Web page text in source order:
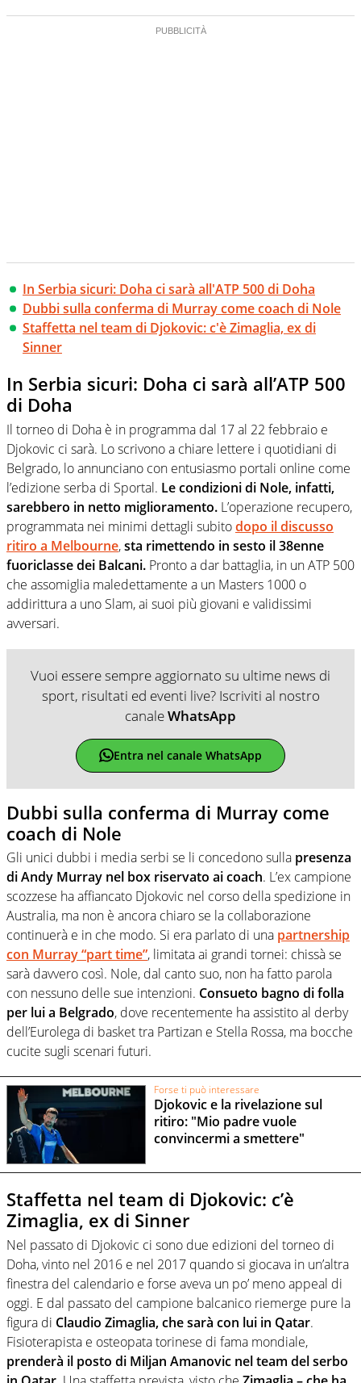
In Serbia sicuri: Doha ci sarà all'ATP 500 di Doha
Dubbi sulla conferma di Murray come coach di Nole
Staffetta nel team di Djokovic: c'è Zimaglia, ex di
Sinner
In Serbia sicuri: Doha ci sarà all’ATP 500
di Doha
Il torneo di Doha è in programma dal 17 al 22 febbraio e
Djokovic ci sarà. Lo scrivono a chiare lettere i quotidiani di
Belgrado, lo annunciano con entusiasmo portali online come
l’edizione serba di Sportal. Le condizioni di Nole, infatti,
sarebbero in netto miglioramento. L’operazione recupero,
programmata nei minimi dettagli subitodopo il discusso
ritiro a Melbourne,sta rimettendo in sesto il 38enne
fuoriclasse dei Balcani. Pronto a dar battaglia, in un ATP 500
che assomiglia maledettamente a un Masters 1000 o
addirittura a uno Slam, ai suoi più giovani e validissimi
avversari.
Vuoi essere sempre aggiornato su ultime news di
sport, risultati ed eventi live? Iscriviti al nostro
canaleWhatsApp
Entra nel canale WhatsApp
Dubbi sulla conferma di Murray come
coach di Nole
Gli unici dubbi i media serbi se li concedono sulla presenza
di Andy Murray nel box riservato ai coach. L’ex campione
scozzese ha affiancato Djokovic nel corso della spedizione in
Australia, ma non è ancora chiaro se la collaborazione
continuerà e in che modo. Si era parlato di una partnership
con Murray “part time”, limitata ai grandi tornei: chissà se
sarà davvero così. Nole, dal canto suo, non ha fatto parola
con nessuno delle sue intenzioni. Consueto bagno di folla
per lui a Belgrado, dove recentemente ha assistito al derby
dell’Eurolega di basket tra Partizan e Stella Rossa, ma bocche
cucite sugli scenari futuri.
Forse ti può interessare
Djokovic e la rivelazione sul
ritiro: "Mio padre vuole
convincermi a smettere"
Staffetta nel team di Djokovic: c’è
Zimaglia, ex di Sinner
Nel passato di Djokovic ci sono due edizioni del torneo di
Doha, vinto nel 2016 e nel 2017 quando si giocava in un’altra
finestra del calendario e forse aveva un po’ meno appeal di
oggi. E dal passato del campione balcanico riemerge pure la
figura di Claudio Zimaglia, che sarà con lui in Qatar.
Fisioterapista e osteopata torinese di fama mondiale,
prenderà il posto di Miljan Amanovic nel team del serbo